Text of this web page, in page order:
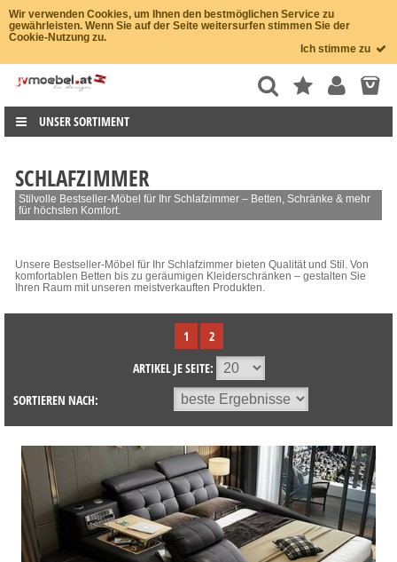
Wir verwenden Cookies, um Ihnen den bestmöglichen Service zu
gewährleisten. Wenn Sie auf der Seite weitersurfen stimmen Sie der
Cookie-Nutzung zu.
Ich stimme zu
UNSER SORTIMENT
SCHLAFZIMMER
Stilvolle Bestseller-Möbel für Ihr Schlafzimmer – Betten, Schränke & mehr
für höchsten Komfort.
Unsere Bestseller-Möbel für Ihr Schlafzimmer bieten Qualität und Stil. Von
komfortablen Betten bis zu geräumigen Kleiderschränken – gestalten Sie
Ihren Raum mit unseren meistverkauften Produkten.
1
2
ARTIKEL JE SEITE:
SORTIEREN NACH: